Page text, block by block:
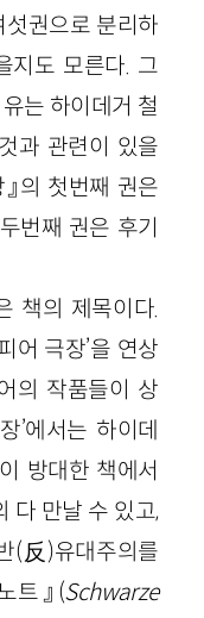
권으로 분리하
지도 모른다. 그
는 하이데거 철
과 관련이 있을
의 첫번째 권은
번째 권은 후기
책의 제목이다.
어 극장’을 연상
의 작품들이 상
’에서는 하이데
방대한 책에서
다 만날 수 있고,
(反)유대주의를
트』(Schwarze